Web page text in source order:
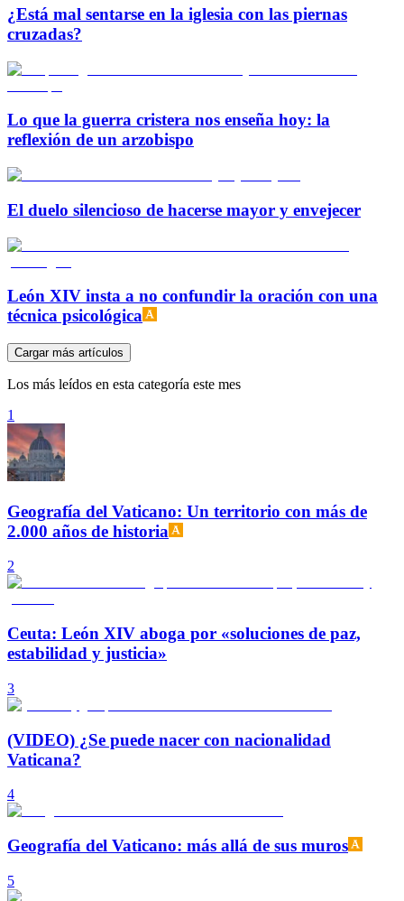
¿Está mal sentarse en la iglesia con las piernas
cruzadas?
Lo que la guerra cristera nos enseña hoy: la
reflexión de un arzobispo
El duelo silencioso de hacerse mayor y envejecer
León XIV insta a no confundir la oración con una
técnica psicológica
Cargar más artículos
Los más leídos en esta categoría este mes
1
Geografía del Vaticano: Un territorio con más de
2.000 años de historia
2
Ceuta: León XIV aboga por «soluciones de paz,
estabilidad y justicia»
3
(VIDEO) ¿Se puede nacer con nacionalidad
Vaticana?
4
Geografía del Vaticano: más allá de sus muros
5